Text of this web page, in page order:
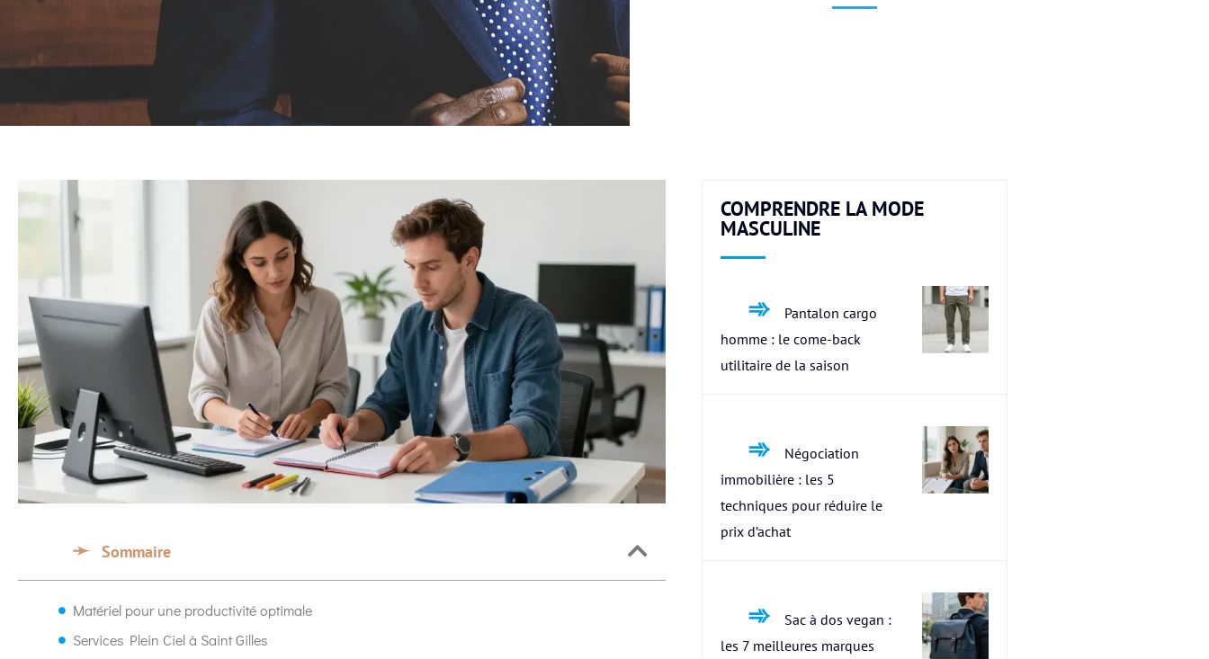
Sommaire
Matériel pour une productivité optimale
Services Plein Ciel à Saint Gilles
COMPRENDRE LA MODE
MASCULINE
Pantalon cargo
homme : le come-back
utilitaire de la saison
Négociation
immobilière : les 5
techniques pour réduire le
prix d’achat
Sac à dos vegan :
les 7 meilleures marques